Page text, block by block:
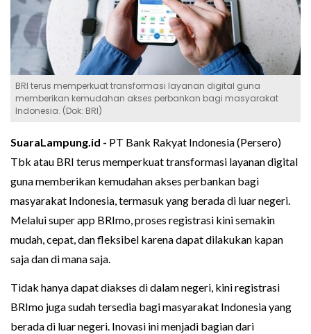
BRI terus memperkuat transformasi layanan digital guna
memberikan kemudahan akses perbankan bagi masyarakat
Indonesia. (Dok: BRI)
SuaraLampung.id - PT Bank Rakyat Indonesia (Persero)
Tbk atau BRI terus memperkuat transformasi layanan digital
guna memberikan kemudahan akses perbankan bagi
masyarakat Indonesia, termasuk yang berada di luar negeri.
Melalui super app BRImo, proses registrasi kini semakin
mudah, cepat, dan fleksibel karena dapat dilakukan kapan
saja dan di mana saja.
Tidak hanya dapat diakses di dalam negeri, kini registrasi
BRImo juga sudah tersedia bagi masyarakat Indonesia yang
berada di luar negeri. Inovasi ini menjadi bagian dari